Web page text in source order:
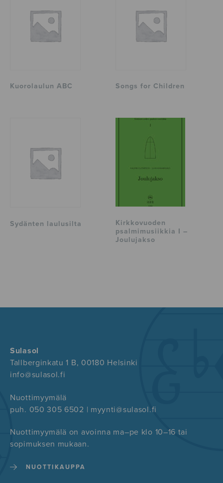
Kuorolaulun ABC Songs for Children
Sydänten laulusilta
Kirkkovuoden
psalmimusiikkia I –
Joulujakso
Sulasol
Tallberginkatu 1 B, 00180 Helsinki
info@sulasol.fi
Nuottimyymälä
puh. 050 305 6502 | myynti@sulasol.fi
Nuottimyymälä on avoinna ma–pe klo 10–16 tai
sopimuksen mukaan.
NUOTTIKAUPPA